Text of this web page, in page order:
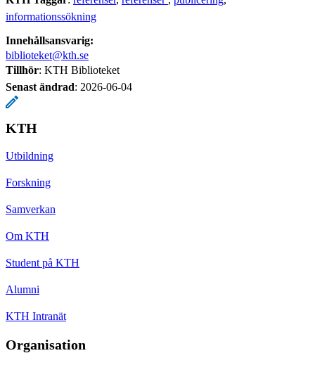
informationssökning
Innehållsansvarig:
biblioteket@kth.se
Tillhör: KTH Biblioteket
Senast ändrad: 2026-06-04
KTH
Utbildning
Forskning
Samverkan
Om KTH
Student på KTH
Alumni
KTH Intranät
Organisation